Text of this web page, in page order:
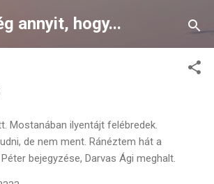
Ugrás a fő tartalomra
annyit, hogy...
Mostanában ilyentájt felébredek.
de nem ment. Ránéztem hát a
bejegyzése, Darvas Ági meghalt.